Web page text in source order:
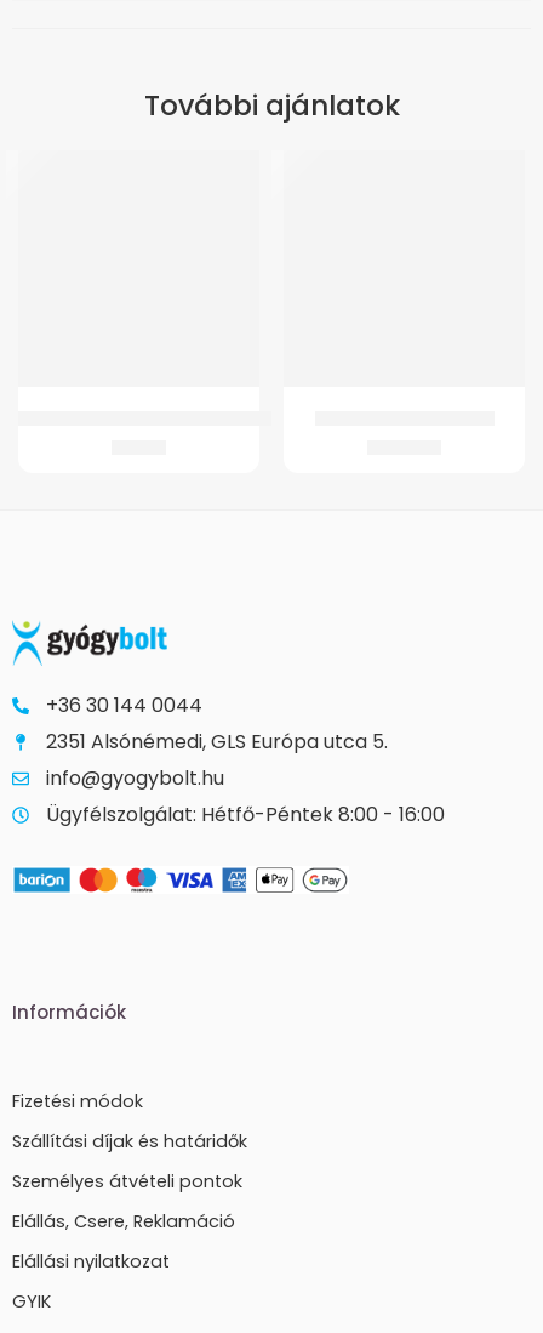
További ajánlatok
+36 30 144 0044
2351 Alsónémedi, GLS Európa utca 5.
info@gyogybolt.hu
Ügyfélszolgálat: Hétfő-Péntek 8:00 - 16:00
Információk
Fizetési módok
Szállítási díjak és határidők
Személyes átvételi pontok
Elállás, Csere, Reklamáció
Elállási nyilatkozat
GYIK